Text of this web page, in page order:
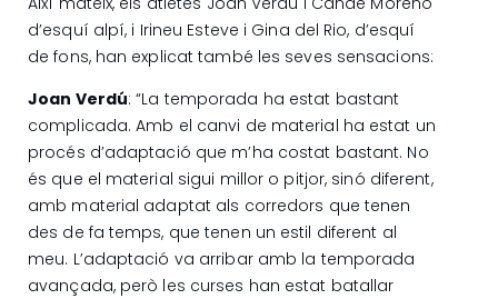
d’esquí alpí, i Irineu Esteve i Gina del Rio, d’esquí
de fons, han explicat també les seves sensacions:
Joan Verdú: “La temporada ha estat bastant
complicada. Amb el canvi de material ha estat un
procés d’adaptació que m’ha costat bastant. No
és que el material sigui millor o pitjor, sinó diferent,
amb material adaptat als corredors que tenen
des de fa temps, que tenen un estil diferent al
meu. L’adaptació va arribar amb la temporada
avançada, però les curses han estat batallar